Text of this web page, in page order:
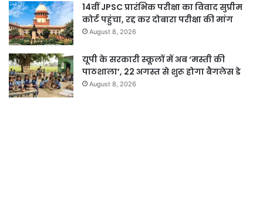
14वीं JPSC प्रारंभिक परीक्षा का विवाद सुप्रीम
कोर्ट पहुंचा, रद्द कर दोबारा परीक्षा की मांग
August 8, 2026
यूपी के सरकारी स्कूलों में अब ‘मस्ती की
पाठशाला’, 22 अगस्त से शुरू होगा बैगलेस डे
August 8, 2026